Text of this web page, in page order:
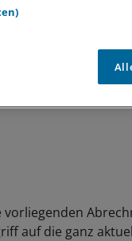
vorliegenden
auf die ganz